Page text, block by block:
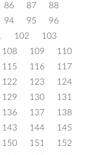
86 87
88
94 95
96
102
103
108 109
110
115 116
117
122 123
124
129 130
131
136 137
138
143 144
145
150 151
152